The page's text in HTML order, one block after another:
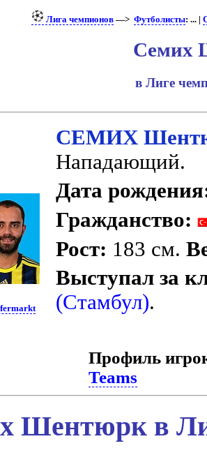
Лига чемпионов —>Футболисты: ... |
Семих
в Лиге
СЕМИХ
Нападающий.
Дата
Гражданство:
Рост: 183 см.
Выступал за
(Стамбул).
Профиль
Teams
Шентюрк в